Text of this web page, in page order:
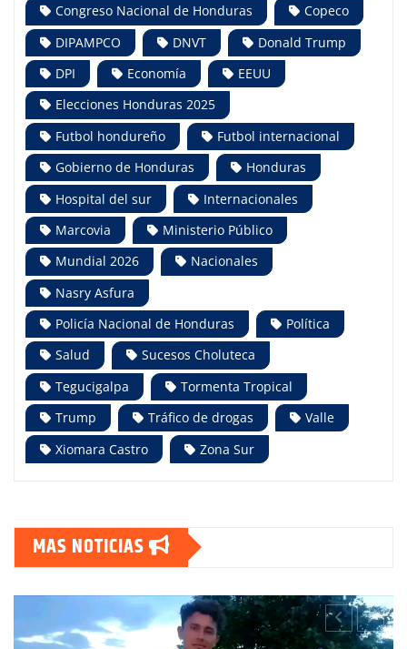
Congreso Nacional de Honduras
Copeco
DIPAMPCO
DNVT
Donald Trump
DPI
Economía
EEUU
Elecciones Honduras 2025
Futbol hondureño
Futbol internacional
Gobierno de Honduras
Honduras
Hospital del sur
Internacionales
Marcovia
Ministerio Público
Mundial 2026
Nacionales
Nasry Asfura
Policía Nacional de Honduras
Política
Salud
Sucesos Choluteca
Tegucigalpa
Tormenta Tropical
Trump
Tráfico de drogas
Valle
Xiomara Castro
Zona Sur
MAS NOTICIAS